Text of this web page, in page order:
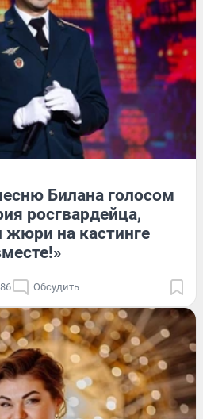
Билана голосом
росгвардейца,
жюри на кастинге
Обсудить